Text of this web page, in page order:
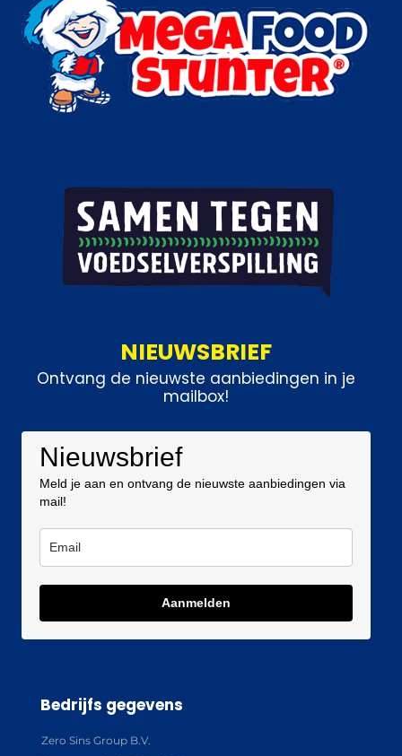
NIEUWSBRIEF
Ontvang de nieuwste aanbiedingen in je
mailbox!
Nieuwsbrief
Meld je aan en ontvang de nieuwste aanbiedingen via
mail!
Aanmelden
Bedrijfs gegevens
Zero Sins Group B.V.